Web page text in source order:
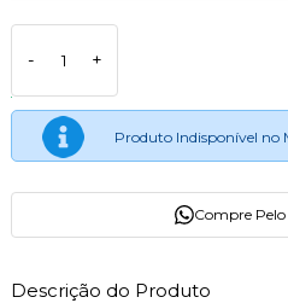
- +
Produto Indisponível no
Compre
Descrição do Produto